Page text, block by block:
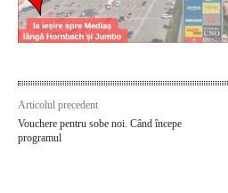
Articolul precedent
Vouchere pentru sobe noi. Când începe
programul